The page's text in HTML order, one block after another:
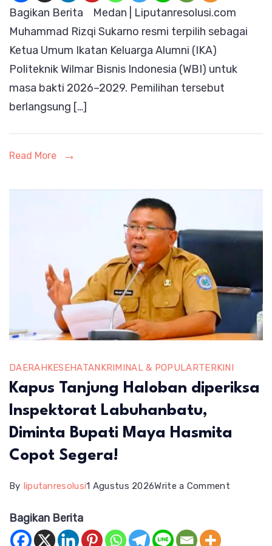
Terpilih
sebagai
Umum
Bagikan Berita Medan | Liputanresolusi.com
Muhammad Rizqi Sukarno resmi terpilih sebagai
Ketua Umum Ikatan Keluarga Alumni (IKA)
Politeknik Wilmar Bisnis Indonesia (WBI) untuk
masa bakti 2026–2029. Pemilihan tersebut
berlangsung […]
Read More
DAERAHKESEHATANKRIMINAL & POPULARTERKINI
Kapus Tanjung Haloban diperiksa
Inspektorat Labuhanbatu,
Diminta Bupati Maya Hasmita
Copot Segera!
By liputanresolusi1 Agustus 2026Write a Commenton
Bagikan Berita